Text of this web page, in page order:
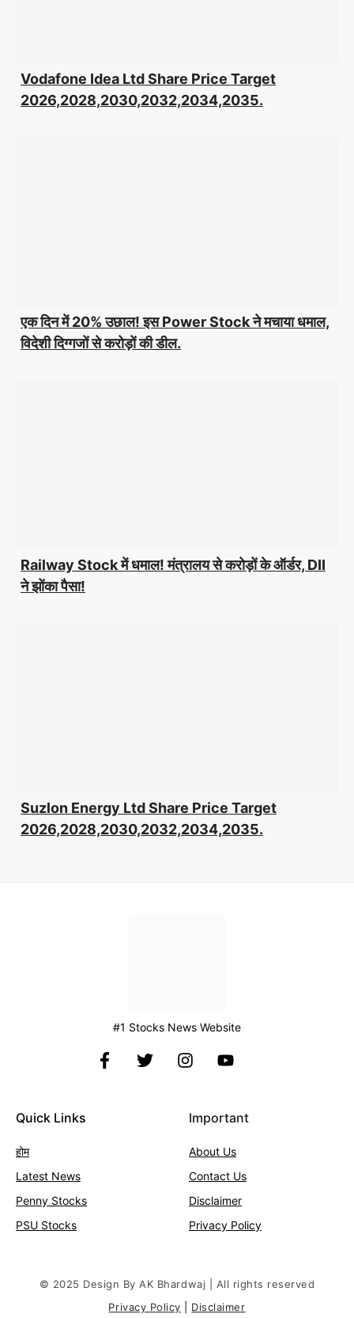
Vodafone Idea Ltd Share Price Target
2026,2028,2030,2032,2034,2035.
एक दिन में 20% उछाल! इस Power Stock ने मचाया धमाल,
विदेशी दिग्गजों से करोड़ों की डील.
Railway Stock में धमाल! मंत्रालय से करोड़ों के ऑर्डर, DII
ने झोंका पैसा!
Suzlon Energy Ltd Share Price Target
2026,2028,2030,2032,2034,2035.
#1 Stocks News Website
Quick Links
होम
Latest News
Penny Stocks
PSU Stocks
Important
About Us
Contact Us
Disclaimer
Privacy Policy
© 2025 Design By AK Bhardwaj | All rights reserved
Privacy Policy
Disclaimer